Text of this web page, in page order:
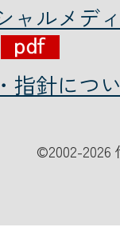
ャルメデ
指針につ
©2002-2026